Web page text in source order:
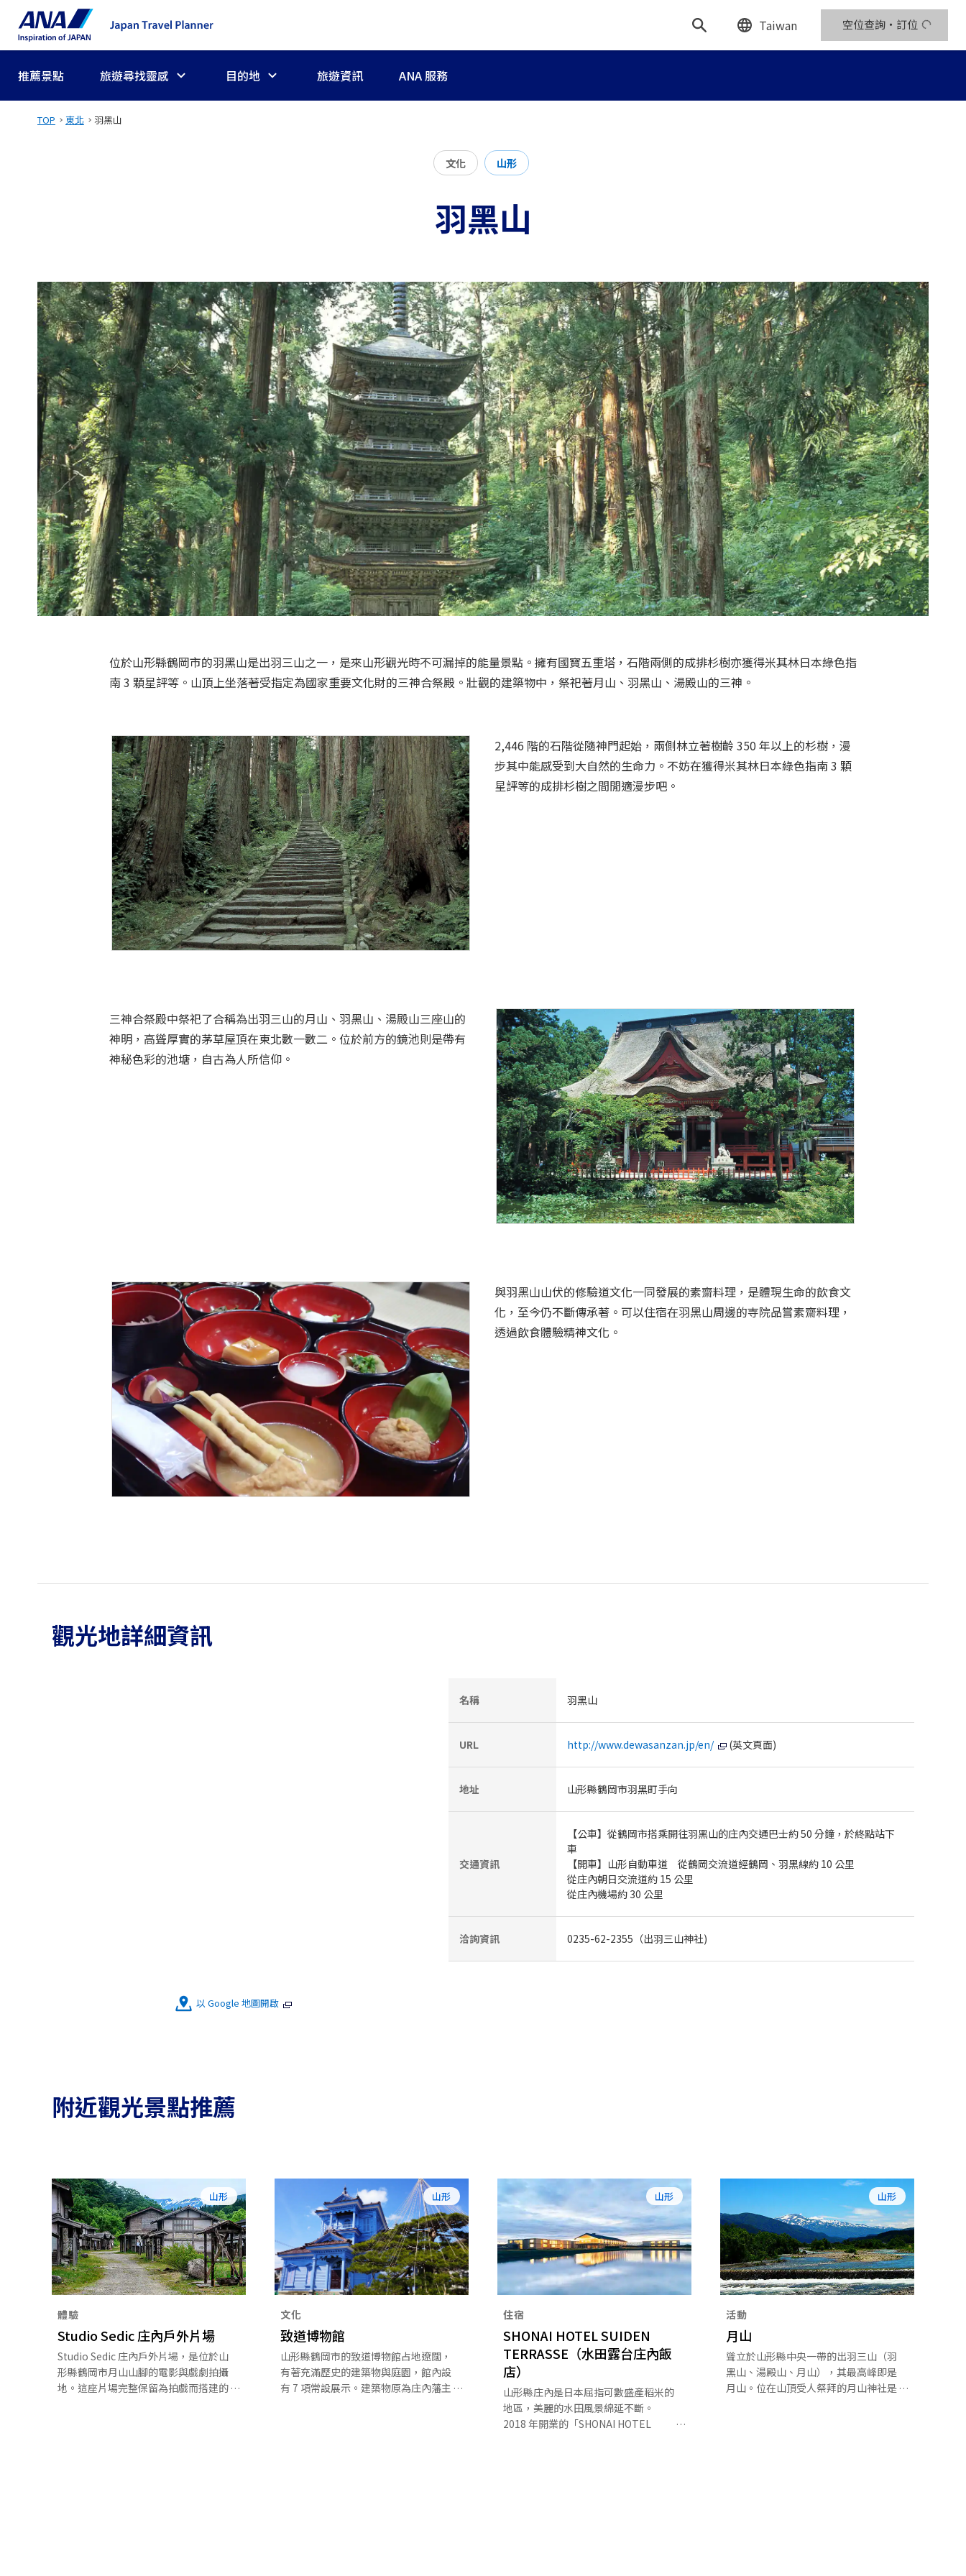
Taiwan 空位查詢・訂位
推薦景點 旅遊尋找靈感 目的地 旅遊資訊 ANA 服務
TOP 東北 羽黑山
文化 山形
羽黑山
位於山形縣鶴岡市的羽黑山是出羽三山之一，是來山形觀光時不可漏掉的能量景點。擁有國寶五重塔，石階兩側的成排杉樹亦獲得米其林日本綠色指
南 3 顆星評等。山頂上坐落著受指定為國家重要文化財的三神合祭殿。壯觀的建築物中，祭祀著月山、羽黑山、湯殿山的三神。
2,446 階的石階從隨神門起始，兩側林立著樹齡 350 年以上的杉樹，漫
步其中能感受到大自然的生命力。不妨在獲得米其林日本綠色指南 3 顆
星評等的成排杉樹之間閒適漫步吧。
三神合祭殿中祭祀了合稱為出羽三山的月山、羽黑山、湯殿山三座山的
神明，高聳厚實的茅草屋頂在東北數一數二。位於前方的鏡池則是帶有
神秘色彩的池塘，自古為人所信仰。
與羽黑山山伏的修驗道文化一同發展的素齋料理，是體現生命的飲食文
化，至今仍不斷傳承著。可以住宿在羽黑山周邊的寺院品嘗素齋料理，
透過飲食體驗精神文化。
觀光地詳細資訊
以 Google 地圖開啟
名稱 羽黑山
URL http://www.dewasanzan.jp/en/ (英文頁面)
地址 山形縣鶴岡市羽黑町手向
交通資訊
【公車】從鶴岡市搭乘開往羽黑山的庄內交通巴士約 50 分鐘，於終點站下
車
【開車】山形自動車道 從鶴岡交流道經鶴岡、羽黑線約 10 公里
從庄內朝日交流道約 15 公里
從庄內機場約 30 公里
洽詢資訊 0235-62-2355（出羽三山神社)
附近觀光景點推薦
山形
體驗
Studio Sedic 庄內戶外片場
Studio Sedic 庄內戶外片場，是位於山
形縣鶴岡市月山山腳的電影與戲劇拍攝
地。這座片場完整保留為拍戲而搭建的
山形
文化
致道博物館
山形縣鶴岡市的致道博物館占地遼闊，
有著充滿歷史的建築物與庭園，館內設
有 7 項常設展示。建築物原為庄內藩主
山形
住宿
SHONAI HOTEL SUIDEN
TERRASSE（水田露台庄內飯
店）
山形縣庄內是日本屈指可數盛產稻米的
地區，美麗的水田風景綿延不斷。
2018 年開業的「SHONAI HOTEL
山形
活動
月山
聳立於山形縣中央一帶的出羽三山（羽
黑山、湯殿山、月山），其最高峰即是
月山。位在山頂受人祭拜的月山神社是